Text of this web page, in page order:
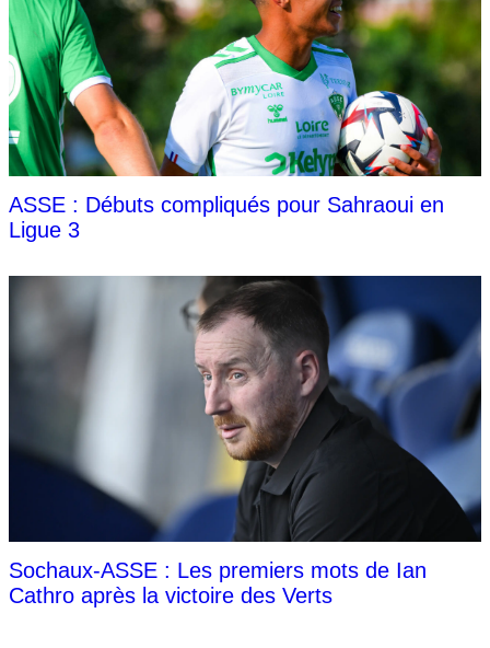
ASSE : Débuts compliqués pour Sahraoui en
Ligue 3
Sochaux-ASSE : Les premiers mots de Ian
Cathro après la victoire des Verts